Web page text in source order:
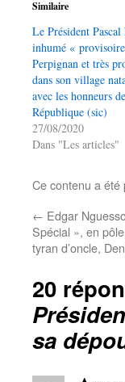
Similaire
Le Président Pascal
inhumé «
Perpignan et très
dans son village
avec les honneurs
République (sic)
27/08/2020
Dans "Les articles"
Ce contenu a été
← Edgar
Spécial », en
tyran d’oncle,
20
sa